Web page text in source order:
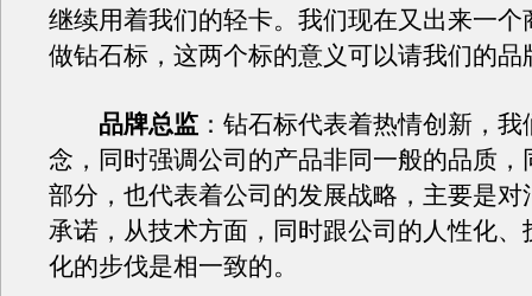
继续用着我们的轻卡。我们现在又出来一个
做钻石标，这两个标的意义可以请我们的品
品牌总监 ：钻石标代表着热情创新，
念，同时强调公司的产品非同一般的品质，
部分，也代表着公司的发展战略，主要是对
承诺，从技术方面，同时跟公司的人性化、
化的步伐是相一致的。